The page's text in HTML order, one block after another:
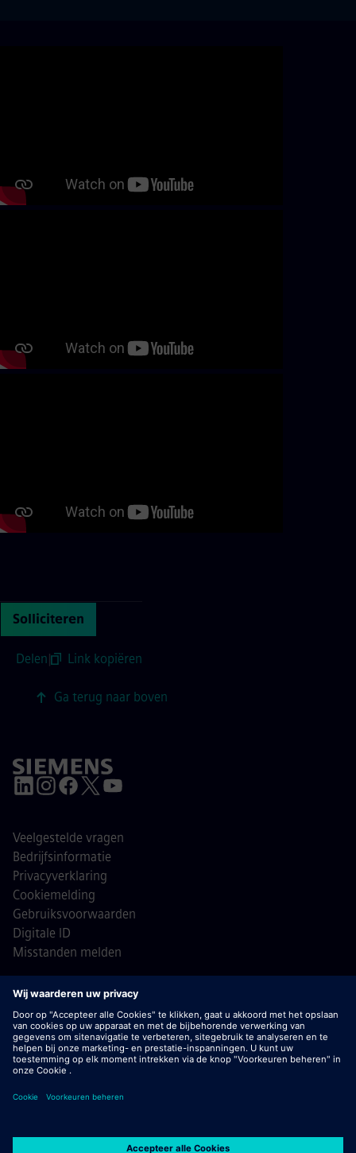
Solliciteren
Delen| Link kopiëren
Ga terug naar boven
© Siemens 1996 - 2026
Veelgestelde vragen
Bedrijfsinformatie
Privacyverklaring
Cookiemelding
Gebruiksvoorwaarden
Digitale ID
Misstanden melden
Belangrijk:bij Siemens zullen wij je nooit vragen om
voor een baan. Ontvang je een e-mail die lijkt te komen van
zeker weet dat je wordt benaderd door een van onze